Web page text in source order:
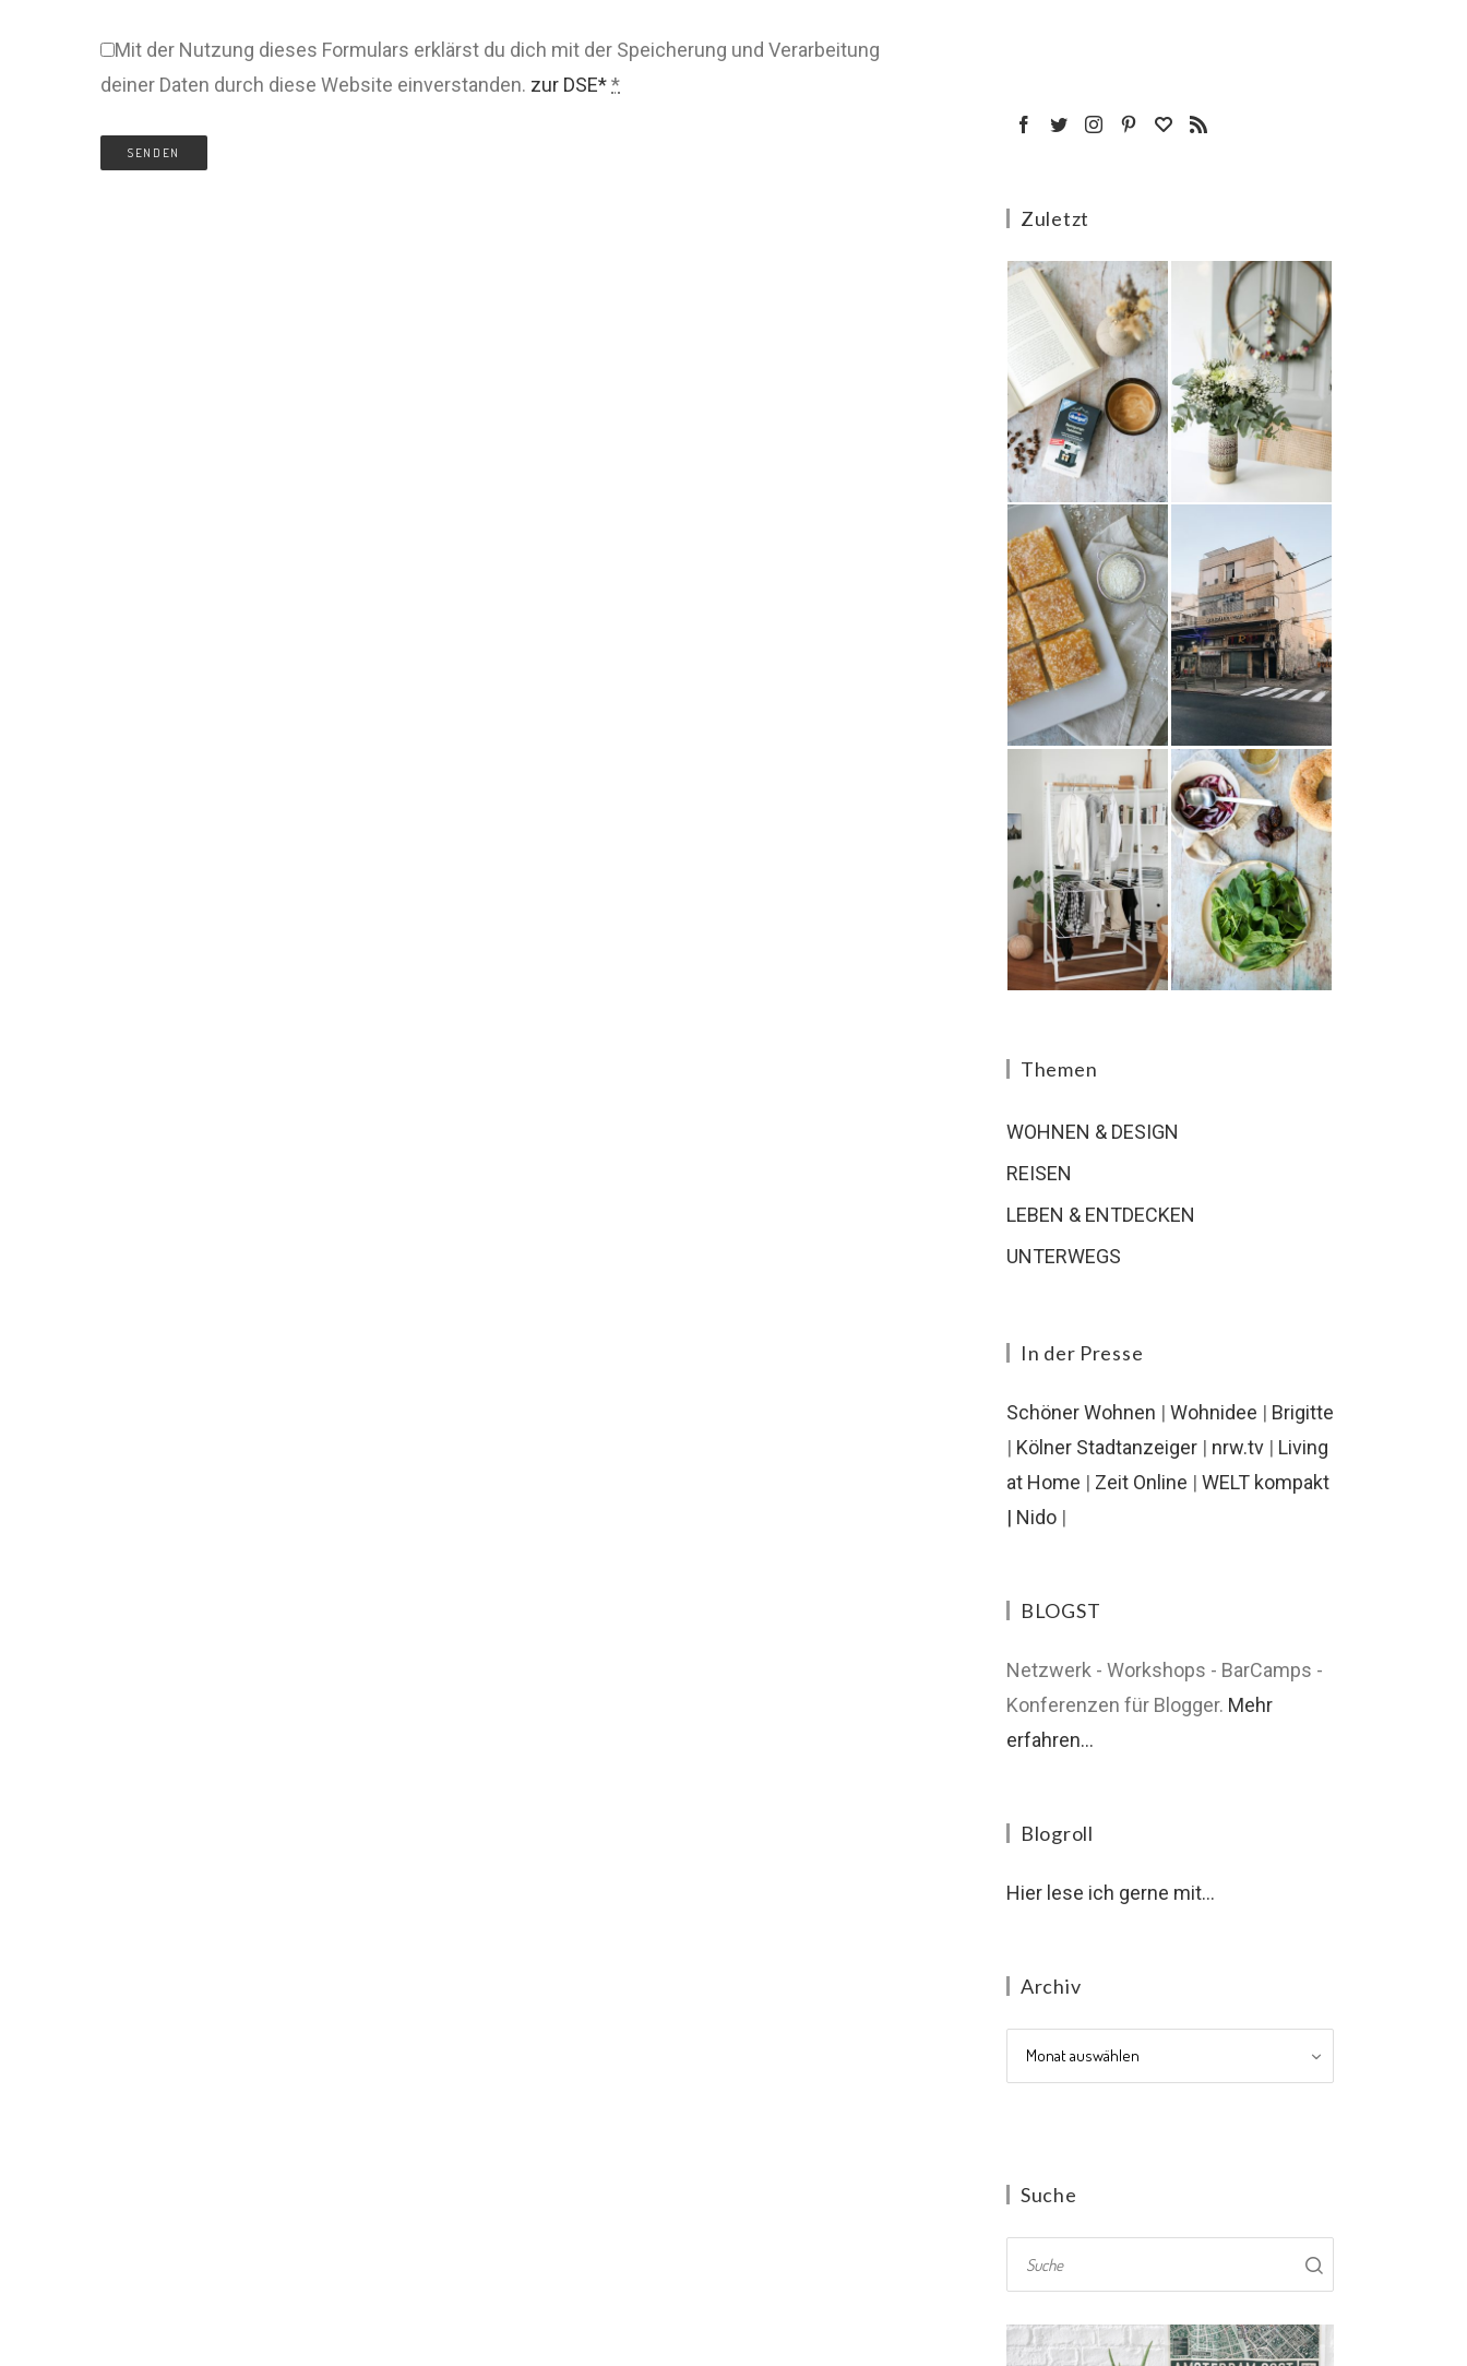
Mit der Nutzung dieses Formulars erklärst du dich mit der Speicherung und Verarbeitung
deiner Daten durch diese Website einverstanden. zur DSE**
Zuletzt
Themen
WOHNEN & DESIGN
REISEN
LEBEN & ENTDECKEN
UNTERWEGS
In der Presse
Schöner Wohnen | Wohnidee | Brigitte
| Kölner Stadtanzeiger | nrw.tv | Living
at Home | Zeit Online | WELT kompakt
| Nido |
BLOGST
Netzwerk - Workshops - BarCamps -
Konferenzen für Blogger. Mehr
erfahren...
Blogroll
Hier lese ich gerne mit...
Archiv
Archiv
Suche